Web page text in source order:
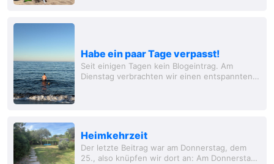
Habe ein paar Tage verpasst!
Seit einigen Tagen kein Blogeintrag. Am
Dienstag verbrachten wir einen entspannten
Heimkehrzeit
Der letzte Beitrag war am Donnerstag, dem
25., also knüpfen wir dort an: Am Donnerstag